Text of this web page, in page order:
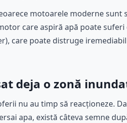
motoarele moderne
care aspiră apă poate
care poate distruge
deja o zonă
nu au timp să reacționeze.
apa, există câteva semne